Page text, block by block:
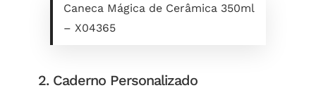
Caneca Mágica de Cerâmica 350ml
– X04365
2. Caderno Personalizado